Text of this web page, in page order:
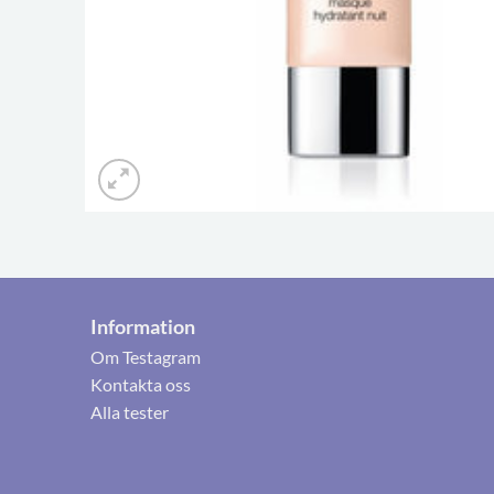
Information
Om Testagram
Kontakta oss
Alla tester